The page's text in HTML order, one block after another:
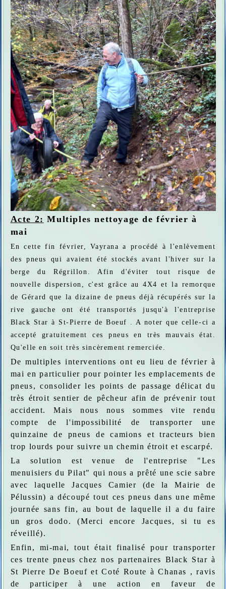
Acte 2: Multiples nettoyage de février à
mai
En cette fin février, Vayrana a procédé à l'enlèvement
des pneus qui avaient été stockés avant l'hiver sur la
berge du Régrillon. Afin d'éviter tout risque de
nouvelle dispersion, c'est grâce au 4X4 et la remorque
de Gérard que la dizaine de pneus déjà récupérés sur la
rive gauche ont été transportés jusqu'à l'entreprise
Black Star à St-Pierre de Boeuf . A noter que celle-ci a
accepté gratuitement ces pneus en très mauvais état.
Qu'elle en soit très sincèrement remerciée.
De multiples interventions ont eu lieu de février à
mai en particulier pour pointer les emplacements de
pneus, consolider les points de passage délicat du
très étroit sentier de pêcheur afin de prévenir tout
accident. Mais nous nous sommes vite rendu
compte de l'impossibilité de transporter une
quinzaine de pneus de camions et tracteurs bien
trop lourds pour suivre un chemin étroit et escarpé.
La solution est venue de l'entreprise "Les
menuisiers du Pilat" qui nous a prêté une scie sabre
avec laquelle Jacques Camier (de la Mairie de
Pélussin) a découpé tout ces pneus dans une même
journée sans fin, au bout de laquelle il a du faire
un gros dodo. (Merci encore Jacques, si tu es
réveillé).
Enfin, mi-mai, tout était finalisé pour transporter
ces trente pneus chez nos partenaires Black Star à
St Pierre De Boeuf et Coté Route à Chanas , ravis
de participer à une action en faveur de